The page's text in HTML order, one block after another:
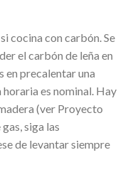
cocina con carbón. Se
el carbón de leña en
en precalentar una
es nominal. Hay
(ver Proyecto
siga las
de levantar siempre